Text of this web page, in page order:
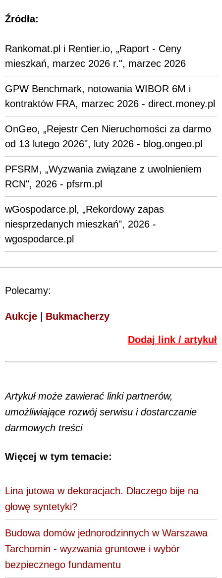
Źródła:
Rankomat.pl i Rentier.io, „Raport - Ceny
mieszkań, marzec 2026 r.", marzec 2026
GPW Benchmark, notowania WIBOR 6M i
kontraktów FRA, marzec 2026 - direct.money.pl
OnGeo, „Rejestr Cen Nieruchomości za darmo
od 13 lutego 2026", luty 2026 - blog.ongeo.pl
PFSRM, „Wyzwania związane z uwolnieniem
RCN", 2026 - pfsrm.pl
wGospodarce.pl, „Rekordowy zapas
niesprzedanych mieszkań", 2026 -
wgospodarce.pl
Polecamy:
Aukcje | Bukmacherzy
Dodaj link / artykuł
Artykuł może zawierać linki partnerów,
umożliwiające rozwój serwisu i dostarczanie
darmowych treści
Więcej w tym temacie:
Lina jutowa w dekoracjach. Dlaczego bije na
głowę syntetyki?
Budowa domów jednorodzinnych w Warszawa
Tarchomin - wyzwania gruntowe i wybór
bezpiecznego fundamentu